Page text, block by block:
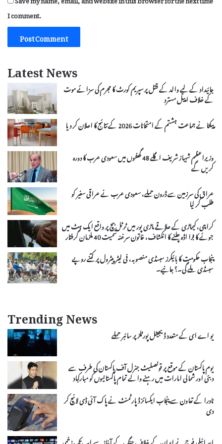
I comment.
Latest News
جائیداد کے لیے والد کے قتل پر سپریم کورٹ کا مجرم کی سزائے موت
کے خلاف اپیل مسترد
پیکٹا نے جماعت ہشتم کے امتحانات 2026 کے نتائج کا اعلان کر دیا
وزیراعظم شہباز شریف اگلے 48 گھنٹوں میں سعودی عرب کا دورہ
کریں گے
عراق کی سرزمین سے ڈرون حملے، سعودی عرب نے عراقی سفیر کو
طلب کر لیا
کراچی، کیماڑی کے علاقے ماڑی پور میں ٹرٹل بیچ پر واقع ایک ہٹ میں
جوئے کا بڑا اڈہ چلنے کا انکشاف، خاتون سرغنہ سمیت 40 ملزمان گرفتار
پنجاب حکومت کا بائیکرز سبسڈی منصوبہ، فی لیٹر پیٹرول پر کتنے روپے
سبسڈی ملے گی۔؟ جانیے۔
Trending News
یو اے ای کے متعدد ڈیجیٹل پورٹلز پر سائبر حملے
یوم پاکستان کے موقع پر قونصلیٹ جنرل آف پاکستان کی طرف سے
دبئی اور شمالی امارات میں رہنے والے تمام پاکستانیوں کو مبارکباد
نادرا کے تعاون سے پنجاب ایکسائز ڈپارٹمنٹ نے پاک آئی ڈی لانچ کر
دی